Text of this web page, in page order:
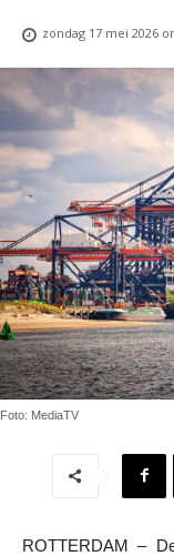
zondag 17 mei 2026
Foto: MediaTV
ROTTERDAM –